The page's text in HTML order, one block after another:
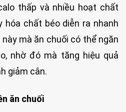
thấp và nhiều hoạt chất
hóa chất béo diễn ra nhanh
mà ăn chuối có thể ngăn
nhờ đó mà tăng hiệu quả
giảm cân.
ăn chuối